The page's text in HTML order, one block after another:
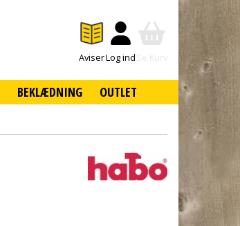
BEKLÆDNING OUTLET
AviserLog indSe Kurv